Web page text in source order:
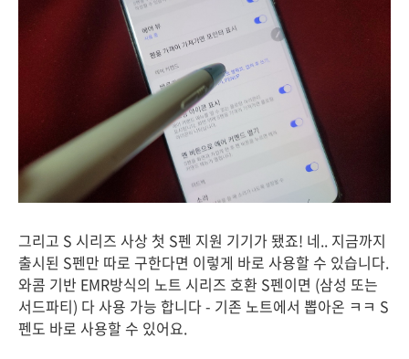
그리고 S 시리즈 사상 첫 S펜 지원 기기가 됐죠! 네.. 지금까지
출시된 S펜만 따로 구한다면 이렇게 바로 사용할 수 있습니다.
와콤 기반 EMR방식의 노트 시리즈 호환 S펜이면 (삼성 또는
서드파티) 다 사용 가능 합니다 - 기존 노트에서 뽑아온 ㅋㅋ S
펜도 바로 사용할 수 있어요.